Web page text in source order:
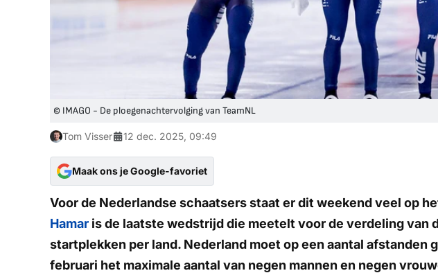
© IMAGO - De ploegenachtervolging van TeamNL
Tom Visser 12 dec. 2025, 09:49
Maak ons je Google-favoriet
Voor de Nederlandse schaatsers staat er dit weekend veel op
Hamar is de laatste wedstrijd die meetelt voor de verdeling van
startplekken per land. Nederland moet op een aantal afstanden
februari het maximale aantal van negen mannen en negen